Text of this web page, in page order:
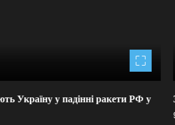
Україну у падінні ракети РФ у